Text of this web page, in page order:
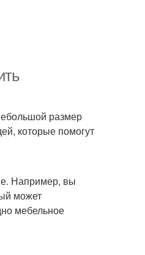
размер
которые помогут
Например, вы
может
мебельное